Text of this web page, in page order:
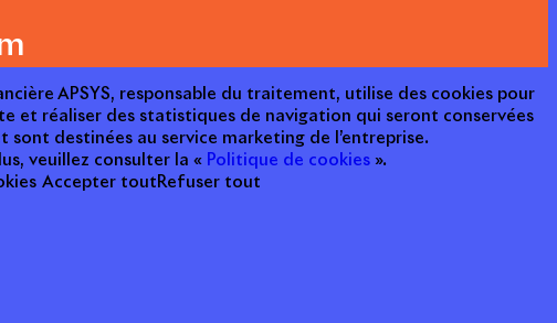
APSYS, responsable du traitement, utilise des cookies pour
et réaliser des statistiques de navigation qui seront conservées
sont destinées au service marketing de l’entreprise.
veuillez consulter la « Politique de cookies ».
Accepter tout Refuser tout